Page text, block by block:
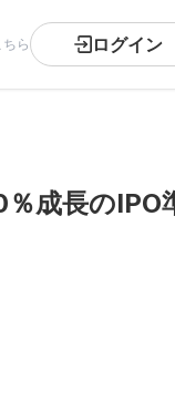
ら ログイン
成長のIPO